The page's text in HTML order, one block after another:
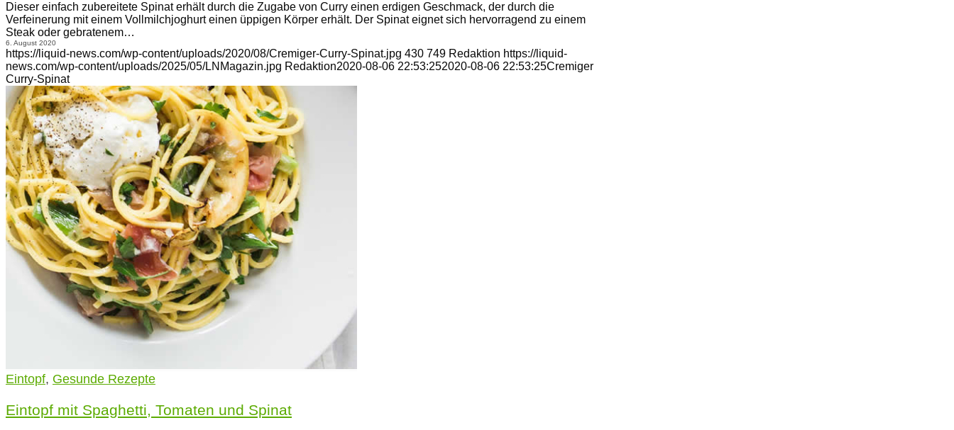
Dieser einfach zubereitete Spinat erhält durch die Zugabe von Curry einen erdigen Geschmack, der durch die
Verfeinerung mit einem Vollmilchjoghurt einen üppigen Körper erhält. Der Spinat eignet sich hervorragend zu einem
Steak oder gebratenem…
6. August 2020
https://liquid-news.com/wp-content/uploads/2020/08/Cremiger-Curry-Spinat.jpg 430 749 Redaktion https://liquid-
news.com/wp-content/uploads/2025/05/LNMagazin.jpg Redaktion2020-08-06 22:53:252020-08-06 22:53:25Cremiger
Curry-Spinat
Eintopf, Gesunde Rezepte
Eintopf mit Spaghetti, Tomaten und Spinat